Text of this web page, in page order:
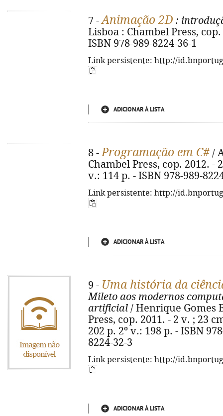
7 -Animação 2D :
Lisboa : Chambel Press,
ISBN 978-989-8224-36-1
Link persistente: http://
ADICIONAR À LISTA
8 -Programação em C# /
Chambel Press, cop. 2012. -
v.: 114 p. - ISBN 978-989-
Link persistente: http://
ADICIONAR À LISTA
9 - Uma história da
Mileto aos modernos
artificial / Henrique Gomes
Press, cop. 2011. - 2 v. ; 23
202 p. 2º v.: 198 p. - ISBN
8224-32-3
Link persistente: http://
ADICIONAR À LISTA